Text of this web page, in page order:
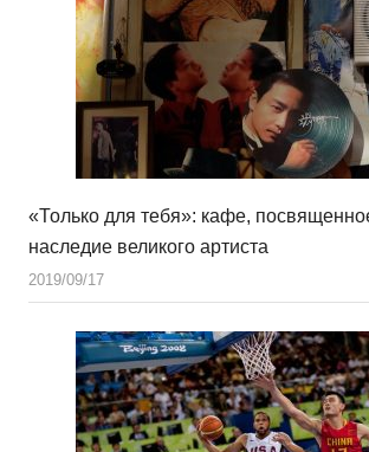
«Только для тебя»: кафе,
наследие великого артиста
2019/09/17